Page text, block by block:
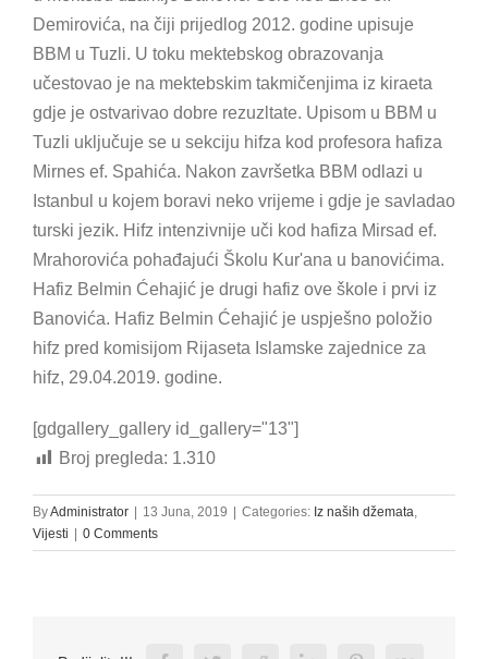
Demirovića, na čiji prijedlog 2012. godine upisuje
BBM u Tuzli. U toku mektebskog obrazovanja
učestovao je na mektebskim takmičenjima iz kiraeta
gdje je ostvarivao dobre rezuzltate. Upisom u BBM u
Tuzli uključuje se u sekciju hifza kod profesora hafiza
Mirnes ef. Spahića. Nakon završetka BBM odlazi u
Istanbul u kojem boravi neko vrijeme i gdje je savladao
turski jezik. Hifz intenzivnije uči kod hafiza Mirsad ef.
Mrahorovića pohađajući Školu Kur'ana u banovićima.
Hafiz Belmin Ćehajić je drugi hafiz ove škole i prvi iz
Banovića. Hafiz Belmin Ćehajić je uspješno položio
hifz pred komisijom Rijaseta Islamske zajednice za
hifz, 29.04.2019. godine.
[gdgallery_gallery id_gallery="13"]
Broj pregleda: 1.310
ByAdministrator 13 Juna, 2019 Categories: Iz naših džemata,
Vijesti
0 Comments